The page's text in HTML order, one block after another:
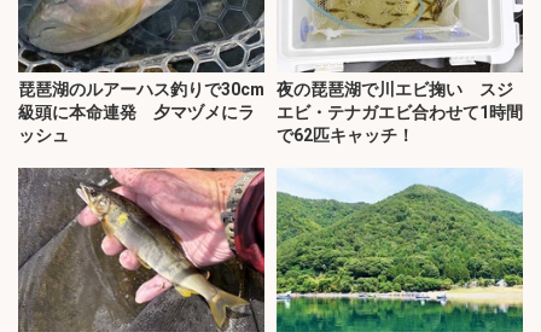
琵琶湖のルアーハス釣りで30cm
級頭に本命連発 夕マヅメにラ
ッシュ
夜の琵琶湖で川エビ掬い スジ
エビ・テナガエビ合わせて1時間
で62匹キャッチ！